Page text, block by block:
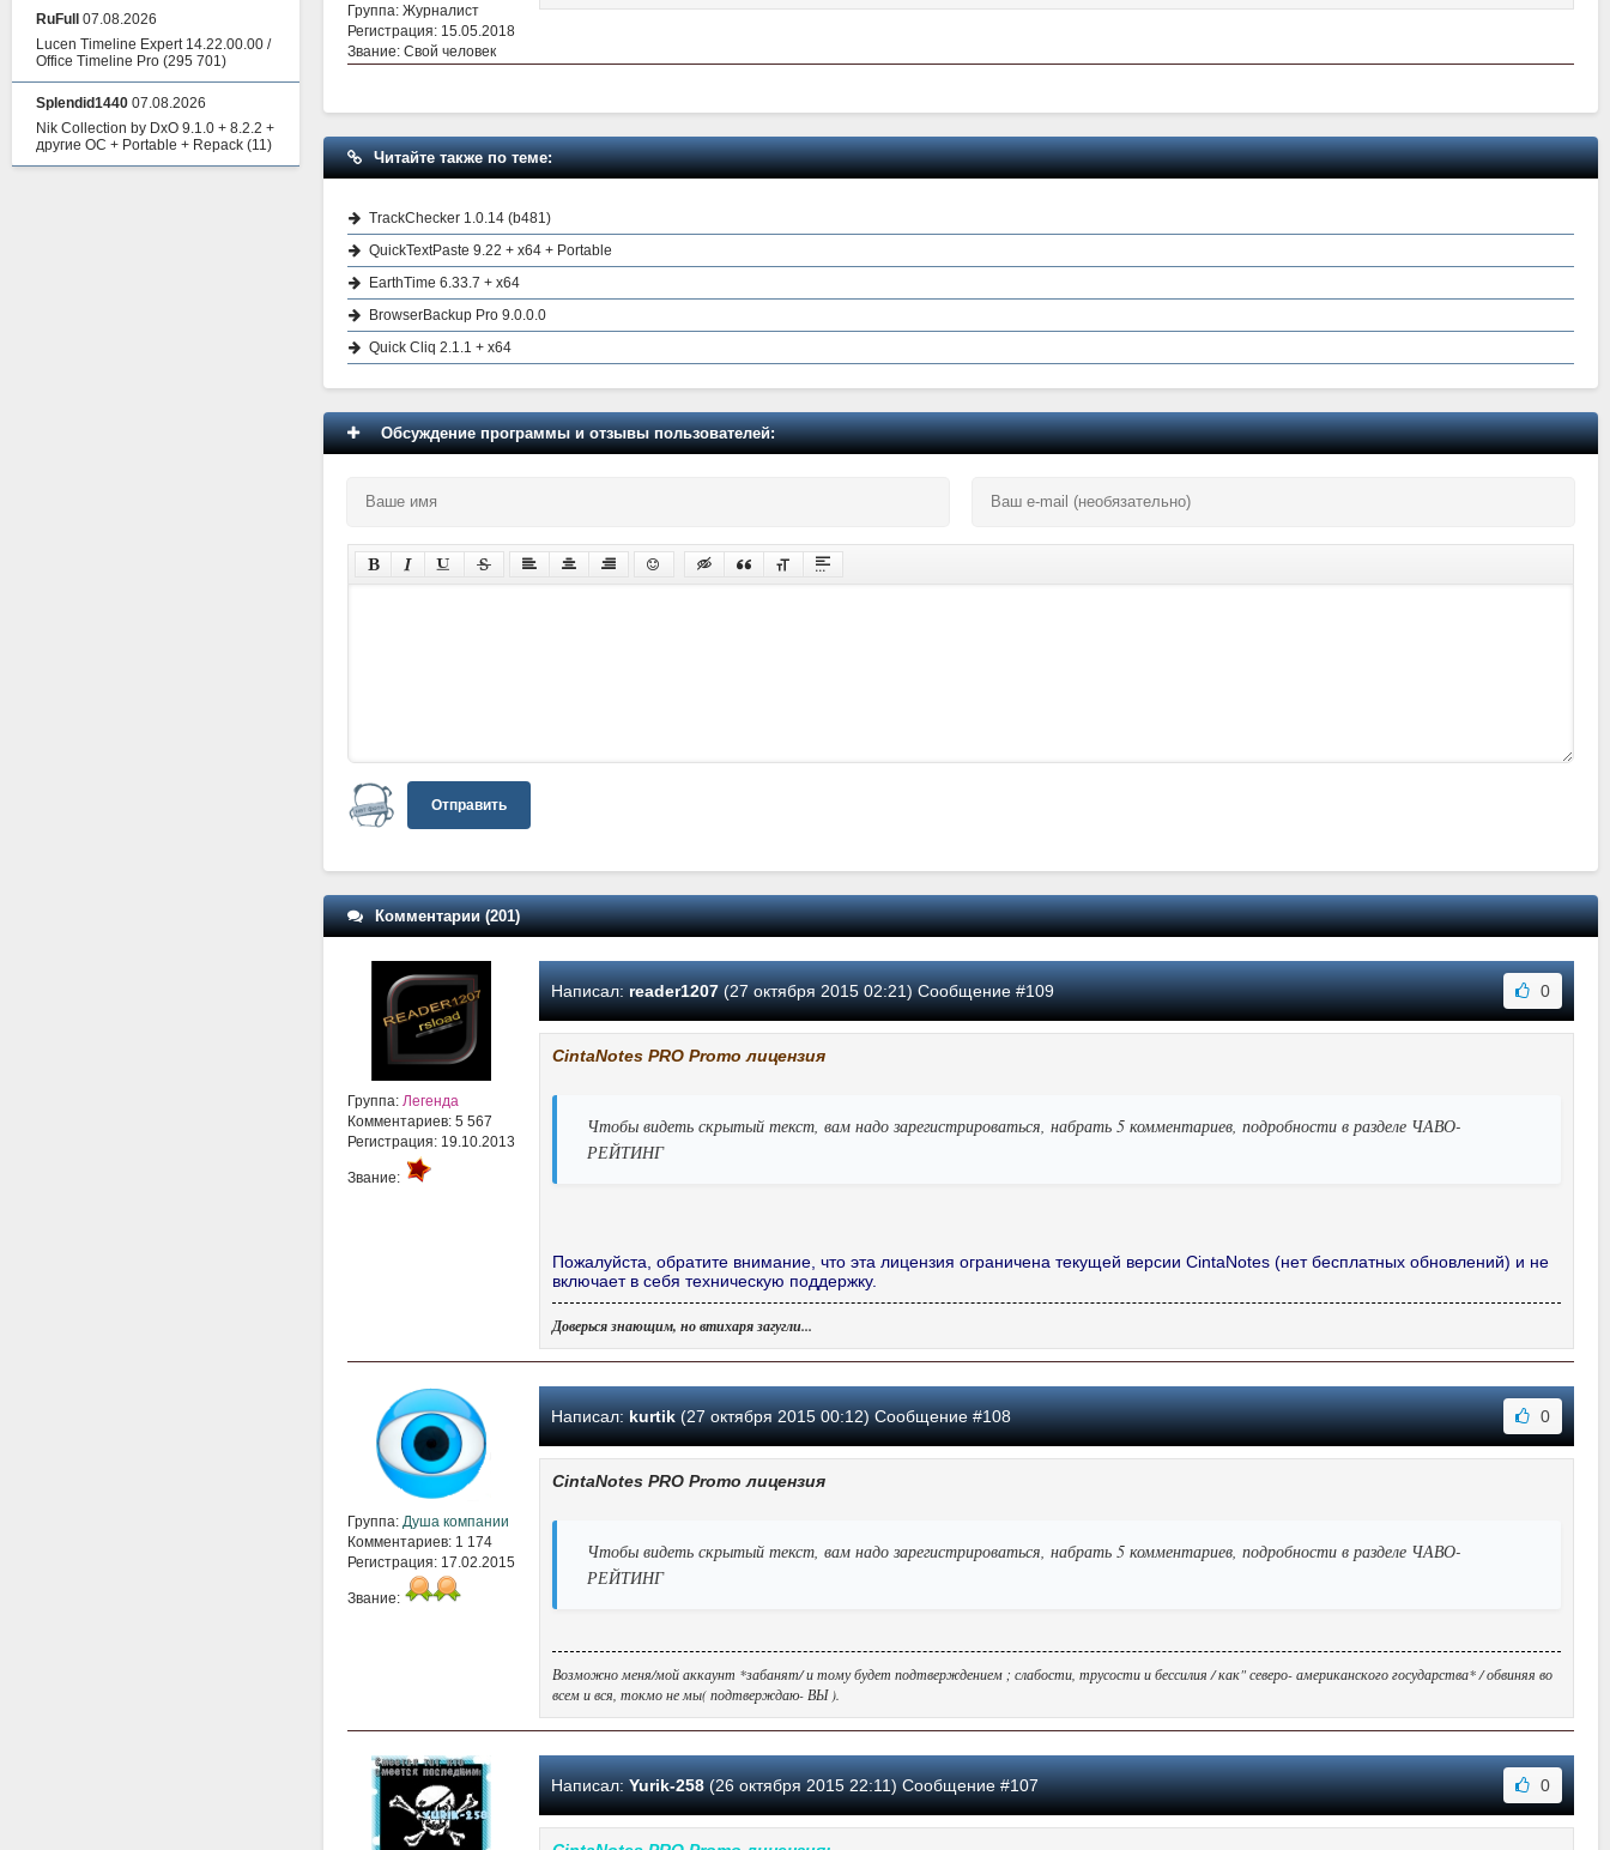
Группа: Журналист
Регистрация: 15.05.2018
Звание: Свой человек
Читайте также по теме:
TrackChecker 1.0.14 (b481)
QuickTextPaste 9.22 + x64 + Portable
EarthTime 6.33.7 + x64
BrowserBackup Pro 9.0.0.0
Quick Cliq 2.1.1 + x64
Обсуждение программы и отзывы пользователей:
Отправить
Комментарии (201)
Группа: Легенда
Комментариев: 5 567
Регистрация: 19.10.2013
Звание:
Написал: reader1207(27 октября 2015 02:21) Сообщение #109 0
CintaNotes PRO Promo лицензия
Чтобы видеть скрытый текст, вам надо зарегистрироваться, набрать 5 комментариев, подробности в разделе ЧАВО-
РЕЙТИНГ
Пожалуйста, обратите внимание, что эта лицензия ограничена текущей версии CintaNotes (нет бесплатных обновлений) и не
включает в себя техническую поддержку.
Доверься знающим, но втихаря загугли...
Группа: Душа компании
Комментариев: 1 174
Регистрация: 17.02.2015
Звание:
Написал: kurtik(27 октября 2015 00:12) Сообщение #108 0
CintaNotes PRO Promo лицензия
Чтобы видеть скрытый текст, вам надо зарегистрироваться, набрать 5 комментариев, подробности в разделе ЧАВО-
РЕЙТИНГ
Возможно меня/мой аккаунт *забанят/ и тому будет подтверждением ; слабости, трусости и бессилия / как" северо- американского государства* / обвиняя во
всем и вся, токмо не мы( подтверждаю- ВЫ ).
Написал: Yurik-258(26 октября 2015 22:11) Сообщение #107 0
RuFull
07.08.2026
Lucen Timeline Expert 14.22.00.00 /
Office Timeline Pro (295 701)
Splendid1440 07.08.2026
Nik Collection by DxO 9.1.0 + 8.2.2 +
другие ОС + Portable + Repack (11)